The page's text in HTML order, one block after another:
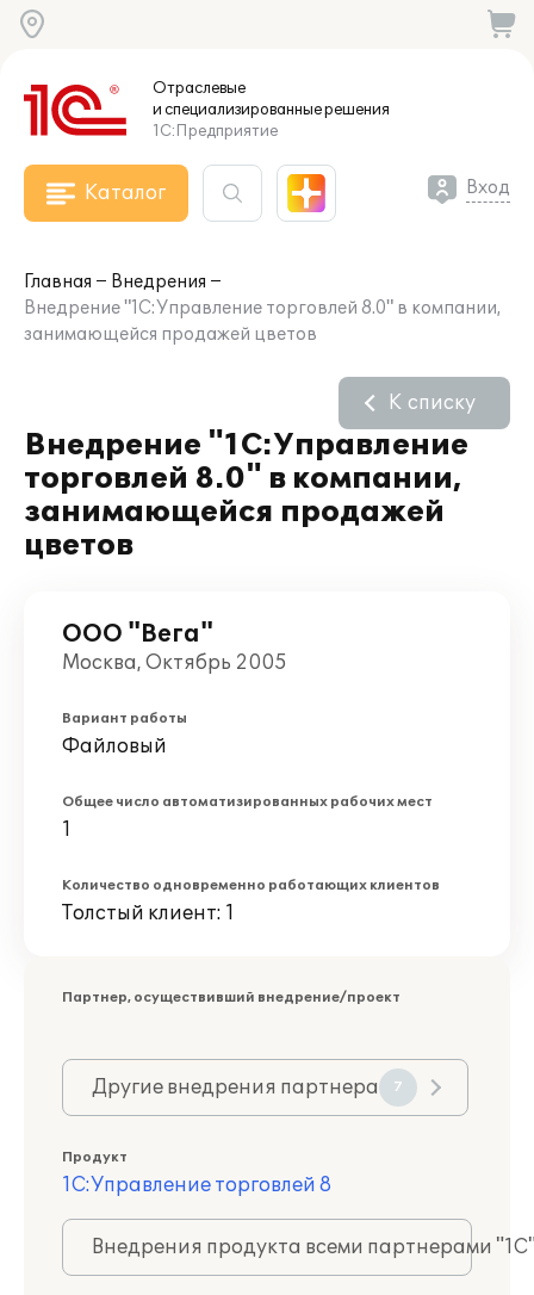
Отраслевые
и специализированныерешения
1С:Предприятие
Каталог Вход
Главная
Внедрения
Внедрение "1С:Управление торговлей 8.0" в компании,
занимающейся продажей цветов
Внедрение "1С:Управление
торговлей 8.0" в компании,
занимающейся продажей
цветов
К списку
ООО "Вега"
Москва, Октябрь 2005
Вариант работы
Файловый
Общее число автоматизированных рабочих мест
1
Количество одновременно работающих клиентов
Толстый клиент: 1
Партнер, осуществивший внедрение/проект
Другие внедрения партнера 7
Продукт
1С:Управление торговлей 8
Внедрения продукта всеми партнерами